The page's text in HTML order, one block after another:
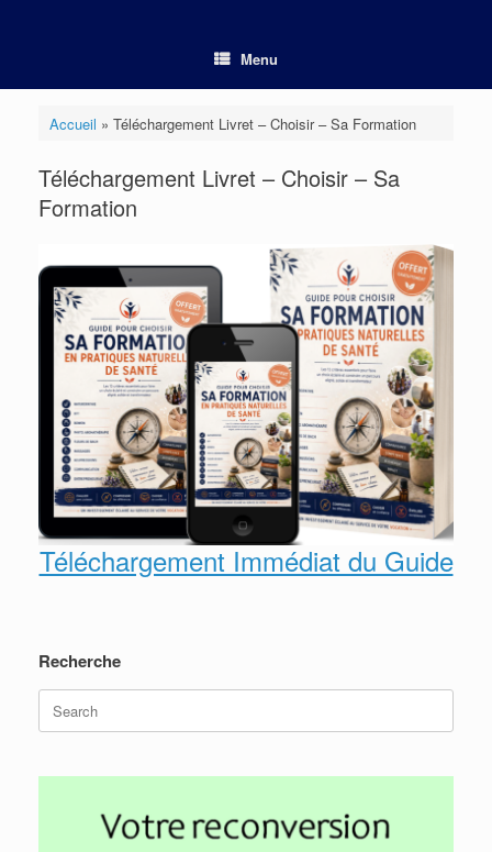
Menu
Accueil » Téléchargement Livret – Choisir – Sa Formation
Téléchargement Livret – Choisir – Sa
Formation
Téléchargement Immédiat du Guide
Recherche
Search
for: